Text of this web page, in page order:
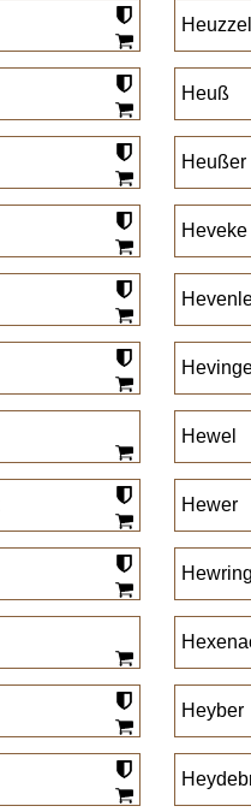
Heuzzel
Heuß
Heußer
Heveke
Hewel
Hewer
Heyber